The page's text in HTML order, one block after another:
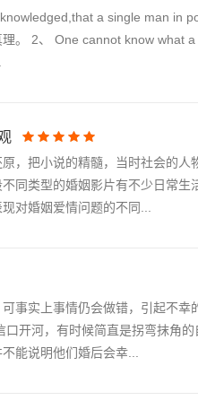
a single man in
。 2、 One cannot know
，把小说的精髓，当时社会的
同类型的婚姻影片有不少日常
对婚姻爱情问题的不同...
事实上事情仍会做错，引起不
开河，有时候简直是拐弯抹
能说明他们婚后会幸...